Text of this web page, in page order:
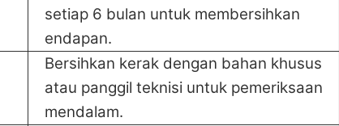
setiap 6 bulan untuk membersihkan
endapan.
Bersihkan kerak dengan bahan khusus
atau panggil teknisi untuk pemeriksaan
mendalam.